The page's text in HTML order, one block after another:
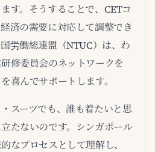
す。そうすることで、CETコ
済の需要に対応して調整でき
労働総連盟（NTUC）は、わ
修委員会のネットワークを
喜んでサポートします。
スーツでも、誰も着たいと思
たないのです。シンガポール
なプロセスとして理解し、